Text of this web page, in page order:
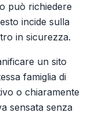
può richiedere
incide sulla
in sicurezza.
un sito
famiglia di
o chiaramente
sensata senza